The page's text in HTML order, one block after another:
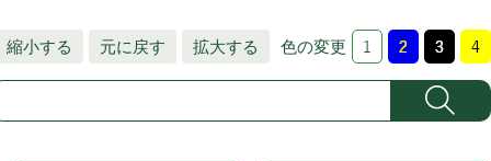
縮小する 元に戻す 拡大する 色の変更